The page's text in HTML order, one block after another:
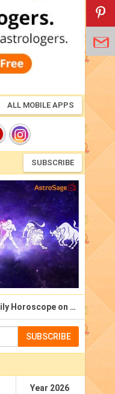
ALL MOBILE APPS
SUBSCRIBE
Daily Horoscope on Email
SUBSCRIBE
Year 2026